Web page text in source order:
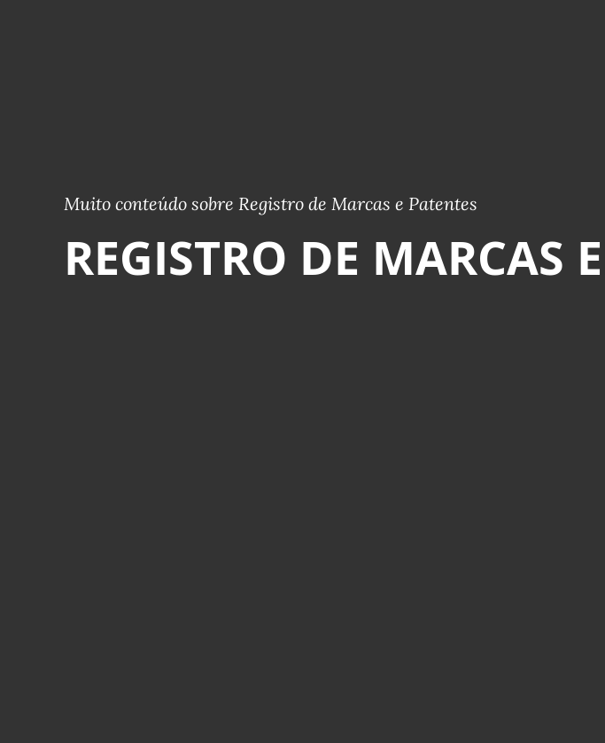
Muito conteúdo sobre Registro de Marcas e Patentes
REGISTRO DE MARCAS